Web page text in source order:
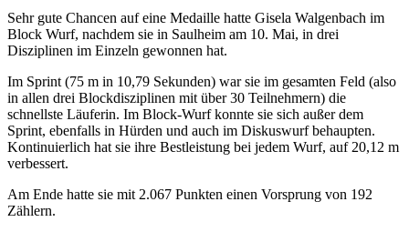
Sehr gute Chancen auf eine Medaille hatte Gisela Walgenbach im
Block Wurf, nachdem sie in Saulheim am 10. Mai, in drei
Disziplinen im Einzeln gewonnen hat.
Im Sprint (75 m in 10,79 Sekunden) war sie im gesamten Feld (also
in allen drei Blockdisziplinen mit über 30 Teilnehmern) die
schnellste Läuferin. Im Block-Wurf konnte sie sich außer dem
Sprint, ebenfalls in Hürden und auch im Diskuswurf behaupten.
Kontinuierlich hat sie ihre Bestleistung bei jedem Wurf, auf 20,12 m
verbessert.
Am Ende hatte sie mit 2.067 Punkten einen Vorsprung von 192
Zählern.